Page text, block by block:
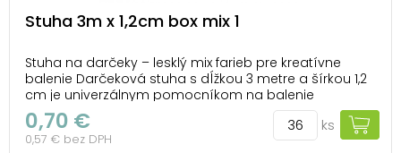
Stuha 3m x 1,2cm box mix 1
Stuha na darčeky – lesklý mix farieb pre kreatívne
balenie Darčeková stuha s dĺžkou 3 metre a šírkou 1,2
cm je univerzálnym pomocníkom na balenie
darčekov aj kreatívne tvorenie. Vďaka lesklému
povrchu pôsobí elegantne a dodá každému balíčku
či dekorácii slávnostný vzhľad. V ponuke nájdete b...
0,70 €
0,57 € bez DPH
ks